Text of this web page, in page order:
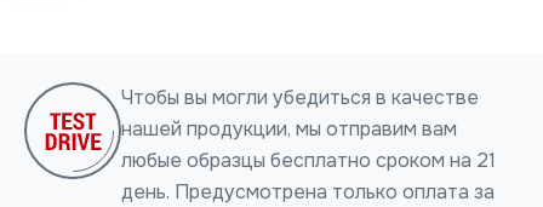
Чтобы вы могли убедиться в качестве
нашей продукции, мы отправим вам
любые образцы бесплатно сроком на 21
день. Предусмотрена только оплата за